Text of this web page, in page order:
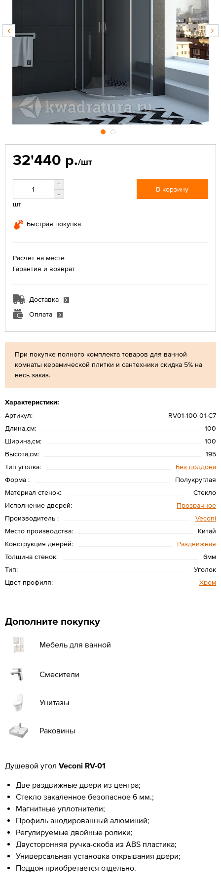
При покупке полного комплекта товаров для ванной
комнаты керамической плитки и сантехники скидка 5% на
весь заказ.
Характеристики:
Артикул:
RV01-100-01-C7
Длина,см:
100
Ширина,см:
100
Высота,см:
195
Тип уголка:
Без поддона
Форма :
Полукруглая
Материал стенок:
Стекло
Исполнение дверей:
Прозрачное
Производитель :
Veconi
Место производства:
Китай
Конструкция дверей:
Раздвижная
Толщина стенок:
6мм
Тип:
Уголок
Цвет профиля:
Хром
32'440 р./шт
+
-
шт
В корзину
Быстрая покупка
Расчет на месте
Гарантия и возврат
Доставка
Оплата
Дополните покупку
Мебель для ванной
Смесители
Унитазы
Раковины
Душевой угол Veconi RV-01
Две раздвижные двери из центра;
Стекло закаленное безопасное 6 мм.;
Магнитные уплотнители;
Профиль анодированный алюминий;
Регулируемые двойные ролики;
Двусторонняя ручка-скоба из ABS пластика;
Универсальная установка открывания двери;
Поддон приобретается отдельно.